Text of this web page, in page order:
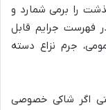
قابل گذشت را برمی شمارد و
دسته جمعی (موضوع ماده 615) در فهرست جرایم قابل
جرم نزاع دسته
اگر شاکی خصوصی